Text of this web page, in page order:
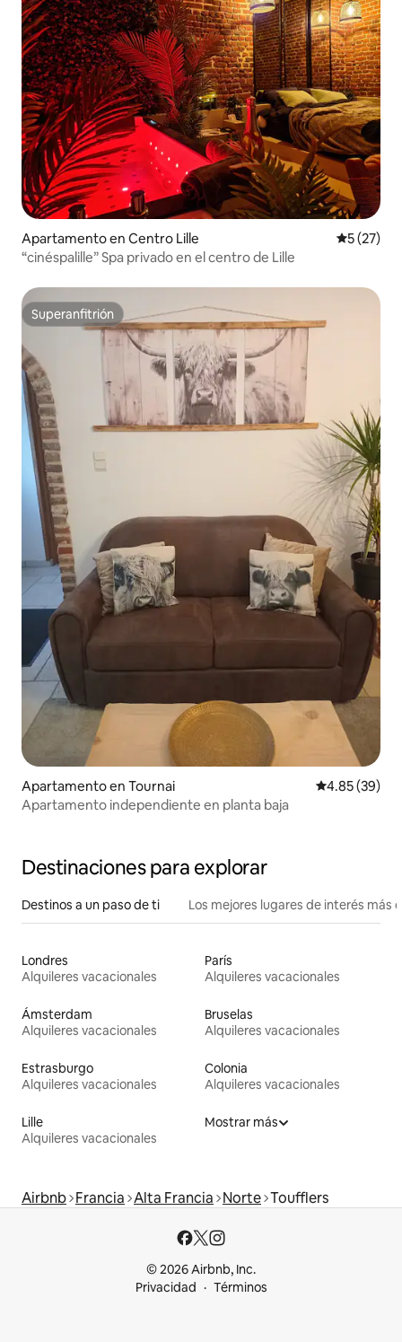
Apartamento en Centro Lille
5 (27)
“cinéspalille” Spa privado en el centro de Lille
Superanfitrión
Superanfitrión
Apartamento en Tournai Calificación
4.85 (39)
Apartamento independiente en planta baja
Destinaciones para explorar
Destinos a un paso de ti Los mejores lugares de interés más
Londres
Alquileres vacacionales
París
Alquileres vacacionales
Ámsterdam
Alquileres vacacionales
Bruselas
Alquileres vacacionales
Estrasburgo
Alquileres vacacionales
Colonia
Alquileres vacacionales
Lille
Alquileres vacacionales
Mostrar más
Airbnb Francia Alta Francia Norte Toufflers
© 2026 Airbnb, Inc.
Privacidad
Términos